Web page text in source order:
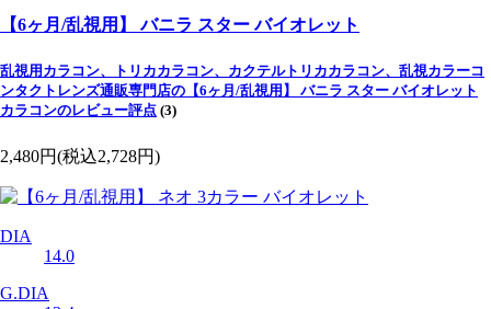
【6ヶ月/乱視用】 バニラ スター バイオレット
乱視用カラコン、トリカカラコン、カクテルトリカカラコン、乱視カラーコ
ンタクトレンズ通販専門店の【6ヶ月/乱視用】 バニラ スター バイオレット
カラコンのレビュー評点 (3)
2,480円(税込2,728円)
DIA
14.0
G.DIA